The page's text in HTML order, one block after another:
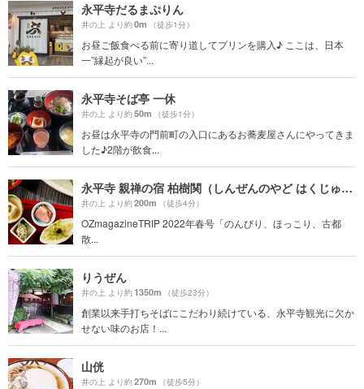
永平寺だるまぷりん
井の上 より約0m （徒歩1分）
お昼ご飯食べる前に寄り道してプリンを購入♪ ここは、日本
一”縁起が良い”...
永平寺そば亭 一休
井の上 より約50m （徒歩1分）
お昼は永平寺の門前町の入口にあるお蕎麦屋さんにやってきま
した♪2階が飲食...
永平寺 親禅の宿 柏樹関（しんぜんのやど はくじゅかん）
井の上 より約200m （徒歩4分）
OZmagazineTRIP 2022年春号「のんびり、ほっこり、古都
散...
りうぜん
井の上 より約1350m （徒歩23分）
創業以来手打ちそばにこだわり続けている、永平寺観光に欠か
せない味のお店！...
山侊
井の上 より約270m （徒歩5分）